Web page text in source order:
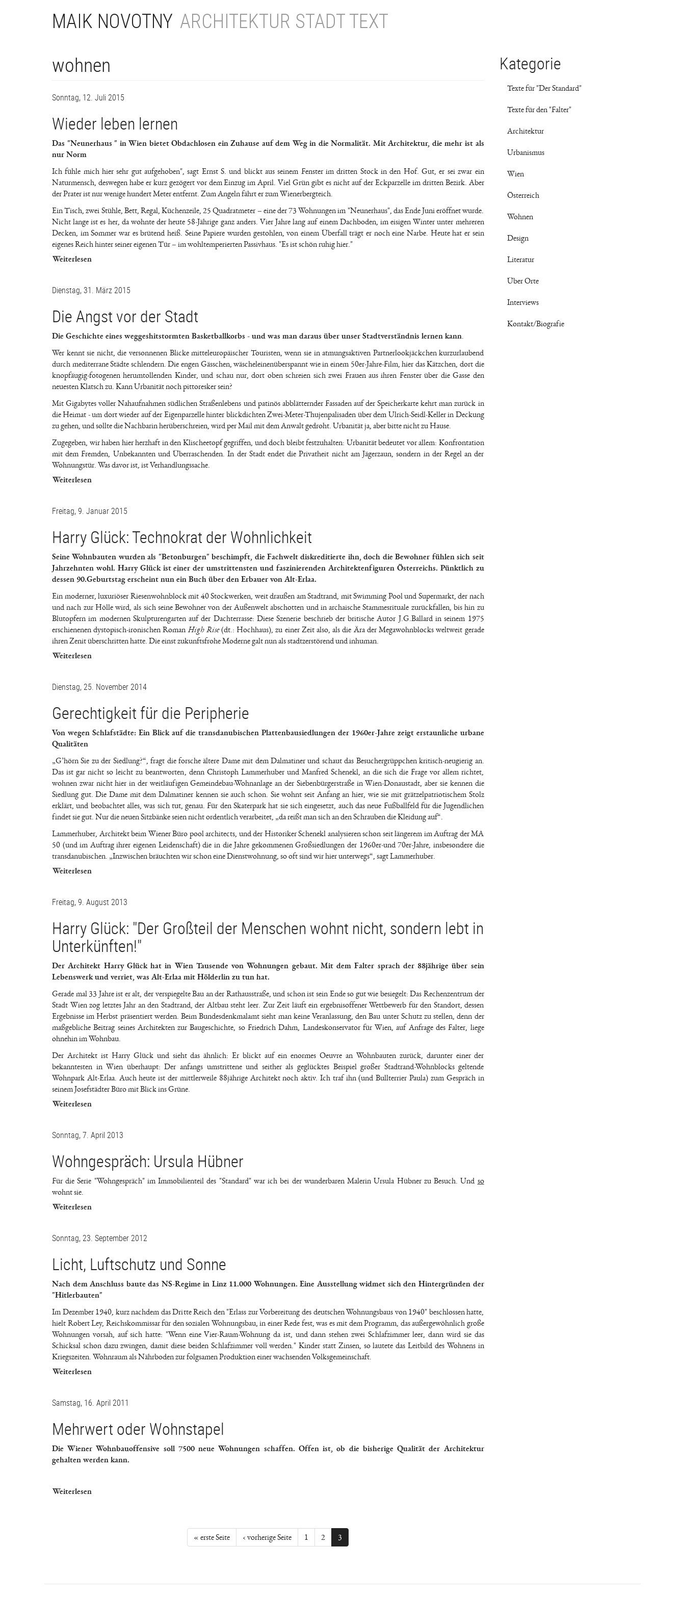
MAIK NOVOTNY ARCHITEKTUR STADT TEXT
wohnen
Sonntag, 12. Juli 2015
Wieder leben lernen
Das "Neunerhaus " in Wien bietet Obdachlosen ein Zuhause auf dem Weg in die Normalität. Mit Architektur, die mehr ist als
nur Norm
Ich fühle mich hier sehr gut aufgehoben", sagt Ernst S. und blickt aus seinem Fenster im dritten Stock in den Hof. Gut, er sei zwar ein
Naturmensch, deswegen habe er kurz gezögert vor dem Einzug im April. Viel Grün gibt es nicht auf der Eckparzelle im dritten Bezirk. Aber
der Prater ist nur wenige hundert Meter entfernt. Zum Angeln fährt er zum Wienerbergteich.
Ein Tisch, zwei Stühle, Bett, Regal, Küchenzeile, 25 Quadratmeter – eine der 73 Wohnungen im "Neunerhaus", das Ende Juni eröffnet wurde.
Nicht lange ist es her, da wohnte der heute 58-Jährige ganz anders. Vier Jahre lang auf einem Dachboden, im eisigen Winter unter mehreren
Decken, im Sommer war es brütend heiß. Seine Papiere wurden gestohlen, von einem Überfall trägt er noch eine Narbe. Heute hat er sein
eigenes Reich hinter seiner eigenen Tür – im wohltemperierten Passivhaus. "Es ist schön ruhig hier."
Weiterlesen
Dienstag, 31. März 2015
Die Angst vor der Stadt
Die Geschichte eines weggeshitstormten Basketballkorbs - und was man daraus über unser Stadtverständnis lernen kann
Wer kennt sie nicht, die versonnenen Blicke mitteleuropäischer Touristen, wenn sie in atmungsaktiven Partnerlookjäckchen kurzurlaubend
durch mediterrane Städte schlendern. Die engen Gässchen, wäscheleinenüberspannt wie in einem 50er-Jahre-Film, hier das Kätzchen, dort die
knopfäugig-fotogenen herumtollenden Kinder, und schau nur, dort oben schreien sich zwei Frauen aus ihren Fenster über die Gasse den
neuesten Klatsch zu. Kann Urbanität noch pittoresker sein?
Mit Gigabytes voller Nahaufnahmen südlichen Straßenlebens und patinös abblätternder Fassaden auf der Speicherkarte kehrt man zurück in
die Heimat - um dort wieder auf der Eigenparzelle hinter blickdichten Zwei-Meter-Thujenpalisaden über dem Ulrich-Seidl-Keller in Deckung
zu gehen, und sollte die Nachbarin herüberschreien, wird per Mail mit dem Anwalt gedroht. Urbanität ja, aber bitte nicht zu Hause.
Zugegeben, wir haben hier herzhaft in den Klischeetopf gegriffen, und doch bleibt festzuhalten: Urbanität bedeutet vor allem: Konfrontation
mit dem Fremden, Unbekannten und Überraschenden. In der Stadt endet die Privatheit nicht am Jägerzaun, sondern in der Regel an der
Wohnungstür. Was davor ist, ist Verhandlungssache.
Weiterlesen
Freitag, 9. Januar 2015
Harry Glück: Technokrat der Wohnlichkeit
Seine Wohnbauten wurden als "Betonburgen" beschimpft, die Fachwelt diskreditierte ihn, doch die Bewohner fühlen sich seit
Jahrzehnten wohl. Harry Glück ist einer der umstrittensten und faszinierenden Architektenfiguren Österreichs. Pünktlich zu
dessen 90.Geburtstag erscheint nun ein Buch über den Erbauer von Alt-Erlaa.
Ein moderner, luxuriöser Riesenwohnblock mit 40 Stockwerken, weit draußen am Stadtrand, mit Swimming Pool und Supermarkt, der nach
und nach zur Hölle wird, als sich seine Bewohner von der Außenwelt abschotten und in archaische Stammesrituale zurückfallen, bis hin zu
Blutopfern im modernen Skulpturengarten auf der Dachterrasse: Diese Szenerie beschrieb der britische Autor J.G.Ballard in seinem 1975
erschienenen dystopisch-ironischen Roman High Rise(dt.: Hochhaus), zu einer Zeit also, als die Ära der Megawohnblocks weltweit gerade
ihren Zenit überschritten hatte. Die einst zukunftsfrohe Moderne galt nun als stadtzerstörend und inhuman.
Weiterlesen
Dienstag, 25. November 2014
Gerechtigkeit für die Peripherie
Von wegen Schlafstädte: Ein Blick auf die transdanubischen Plattenbausiedlungen der 1960er-Jahre zeigt erstaunliche urbane
Qualitäten
„G’hörn Sie zu der Siedlung?“, fragt die forsche ältere Dame mit dem Dalmatiner und schaut das Besuchergrüppchen kritisch-neugierig an.
Das ist gar nicht so leicht zu beantworten, denn Christoph Lammerhuber und Manfred Schenekl, an die sich die Frage vor allem richtet,
wohnen zwar nicht hier in der weitläufigen Gemeindebau-Wohnanlage an der Siebenbürgerstraße in Wien-Donaustadt, aber sie kennen die
Siedlung gut. Die Dame mit dem Dalmatiner kennen sie auch schon. Sie wohnt seit Anfang an hier, wie sie mit grätzelpatriotischem Stolz
erklärt, und beobachtet alles, was sich tut, genau. Für den Skaterpark hat sie sich eingesetzt, auch das neue Fußballfeld für die Jugendlichen
findet sie gut. Nur die neuen Sitzbänke seien nicht ordentlich verarbeitet, „da reißt man sich an den Schrauben die Kleidung auf“.
Lammerhuber, Architekt beim Wiener Büro pool architects, und der Historiker Schenekl analysieren schon seit längerem im Auftrag der MA
50 (und im Auftrag ihrer eigenen Leidenschaft) die in die Jahre gekommenen Großsiedlungen der 1960er-und 70er-Jahre, insbesondere die
transdanubischen. „Inzwischen bräuchten wir schon eine Dienstwohnung, so oft sind wir hier unterwegs“, sagt Lammerhuber.
Weiterlesen
Freitag, 9. August 2013
Harry Glück: "Der Großteil der Menschen wohnt nicht, sondern lebt in
Unterkünften!"
Der Architekt Harry Glück hat in Wien Tausende von Wohnungen gebaut. Mit dem Falter sprach der 88jährige über sein
Lebenswerk und verriet, was Alt-Erlaa mit Hölderlin zu tun hat.
Gerade mal 33 Jahre ist er alt, der verspiegelte Bau an der Rathausstraße, und schon ist sein Ende so gut wie besiegelt: Das Rechenzentrum der
Stadt Wien zog letztes Jahr an den Stadtrand, der Altbau steht leer. Zur Zeit läuft ein ergebnisoffener Wettbewerb für den Standort, dessen
Ergebnisse im Herbst präsentiert werden. Beim Bundesdenkmalamt sieht man keine Veranlassung, den Bau unter Schutz zu stellen, denn der
maßgebliche Beitrag seines Architekten zur Baugeschichte, so Friedrich Dahm, Landeskonservator für Wien, auf Anfrage des Falter, liege
ohnehin im Wohnbau.
Der Architekt ist Harry Glück und sieht das ähnlich: Er blickt auf ein enormes Oeuvre an Wohnbauten zurück, darunter einer der
bekanntesten in Wien überhaupt: Der anfangs umstrittene und seither als geglücktes Beispiel großer Stadtrand-Wohnblocks geltende
Wohnpark Alt-Erlaa. Auch heute ist der mittlerweile 88jährige Architekt noch aktiv. Ich traf ihn (und Bullterrier Paula) zum Gespräch in
seinem Josefstädter Büro mit Blick ins Grüne.
Weiterlesen
Sonntag, 7. April 2013
Wohngespräch: Ursula Hübner
Für die Serie "Wohngespräch" im Immobilienteil des "Standard" war ich bei der wunderbaren Malerin Ursula Hübner zu Besuch. Und so
wohnt sie.
Weiterlesen
Sonntag, 23. September 2012
Licht, Luftschutz und Sonne
Nach dem Anschluss baute das NS-Regime in Linz 11.000 Wohnungen. Eine Ausstellung widmet sich den Hintergründen der
"Hitlerbauten"
Im Dezember 1940, kurz nachdem das Dritte Reich den "Erlass zur Vorbereitung des deutschen Wohnungsbaus von 1940" beschlossen hatte,
hielt Robert Ley, Reichskommissar für den sozialen Wohnungsbau, in einer Rede fest, was es mit dem Programm, das außergewöhnlich große
Wohnungen vorsah, auf sich hatte: "Wenn eine Vier-Raum-Wohnung da ist, und dann stehen zwei Schlafzimmer leer, dann wird sie das
Schicksal schon dazu zwingen, damit diese beiden Schlafzimmer voll werden." Kinder statt Zinsen, so lautete das Leitbild des Wohnens in
Kriegszeiten. Wohnraum als Nährboden zur folgsamen Produktion einer wachsenden Volksgemeinschaft.
Weiterlesen
Samstag, 16. April 2011
Mehrwert oder Wohnstapel
Die Wiener Wohnbauoffensive soll 7500 neue Wohnungen schaffen. Offen ist, ob die bisherige Qualität der Architektur
gehalten werden kann.
Weiterlesen
« erste Seite ‹ vorherige Seite 1 2 3
Kategorie
Texte für "Der Standard"
Texte für den "Falter"
Architektur
Urbanismus
Wien
Österreich
Wohnen
Design
Literatur
Über Orte
Interviews
Kontakt/Biografie